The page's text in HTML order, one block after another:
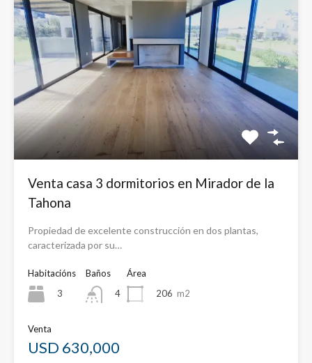
Venta casa 3 dormitorios en Mirador de la
Tahona
Propiedad de excelente construcción en dos plantas,
caracterizada por su…
Habitacións
3
Baños
4
Área
206 m2
Venta
USD 630,000